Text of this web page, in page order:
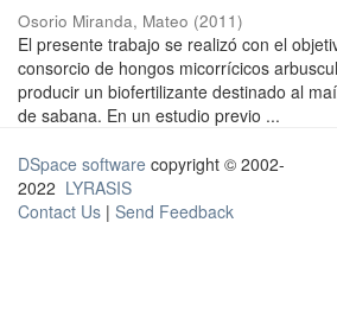
Osorio Miranda, Mateo (2011)
El presente trabajo se realizó con el
consorcio de hongos micorrícicos
producir un biofertilizante destinado al
de sabana. En un estudio previo ...
DSpace software copyright © 2002-
2022 LYRASIS
Contact Us | Send Feedback